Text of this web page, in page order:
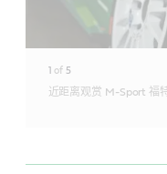
1 of 5
近距离观赏 M-Sport 福